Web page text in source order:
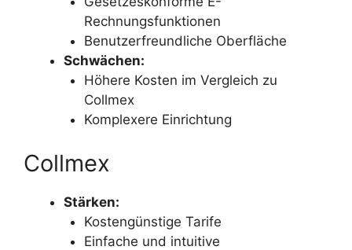
Rechnungsfunktionen
Benutzerfreundliche Oberfläche
Schwächen:
Höhere Kosten im Vergleich zu
Collmex
Komplexere Einrichtung
Collmex
Stärken:
Kostengünstige Tarife
Einfache und intuitive